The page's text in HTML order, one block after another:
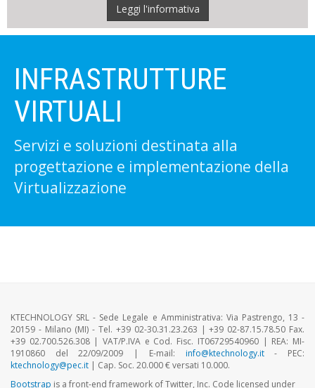
Leggi l'informativa
INFRASTRUTTURE
VIRTUALI
Servizi e soluzioni destinata alla
progettazione e implementazione della
Virtualizzazione
KTECHNOLOGY SRL - Sede Legale e Amministrativa: Via Pastrengo, 13 -
20159 - Milano (MI) - Tel. +39 02-30.31.23.263 | +39 02-87.15.78.50 Fax.
+39 02.700.526.308 | VAT/P.IVA e Cod. Fisc. IT06729540960 | REA: MI-
1910860 del 22/09/2009 | E-mail: info@ktechnology.it- PEC:
ktechnology@pec.it | Cap. Soc. 20.000 € versati 10.000.
Bootstrap is a front-end framework of Twitter, Inc. Code licensed under